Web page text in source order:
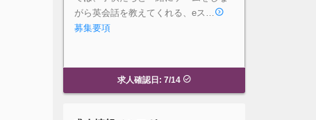
がら英会話を教えてくれる、eス…
募集要項
求人確認日: 7/14